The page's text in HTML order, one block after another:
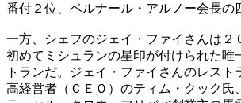
番付２位、ベルナール・アルノー会長の
一方、シェフのジェイ・ファイさんは２
初めてミシュランの星印が付けられた唯
トランだ。ジェイ・ファイさんのレスト
高経営者（ＣＥＯ）のティム・クック氏